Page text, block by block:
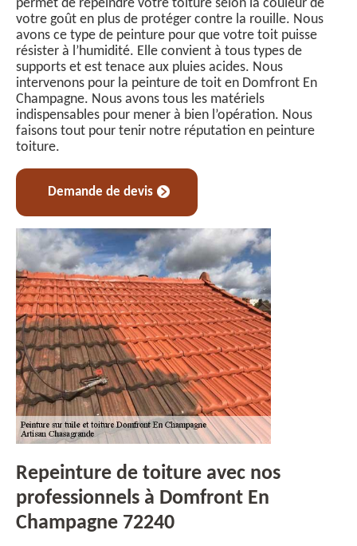
permet de repeindre votre toiture selon la couleur de
votre goût en plus de protéger contre la rouille. Nous
avons ce type de peinture pour que votre toit puisse
résister à l’humidité. Elle convient à tous types de
supports et est tenace aux pluies acides. Nous
intervenons pour la peinture de toit en Domfront En
Champagne. Nous avons tous les matériels
indispensables pour mener à bien l’opération. Nous
faisons tout pour tenir notre réputation en peinture
toiture.
Demande de devis
Repeinture de toiture avec nos
professionnels à Domfront En
Champagne 72240